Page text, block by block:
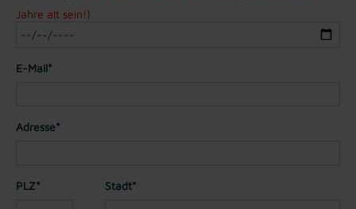
Jahre alt sein!)
E-Mail*
Adresse*
PLZ* Stadt*